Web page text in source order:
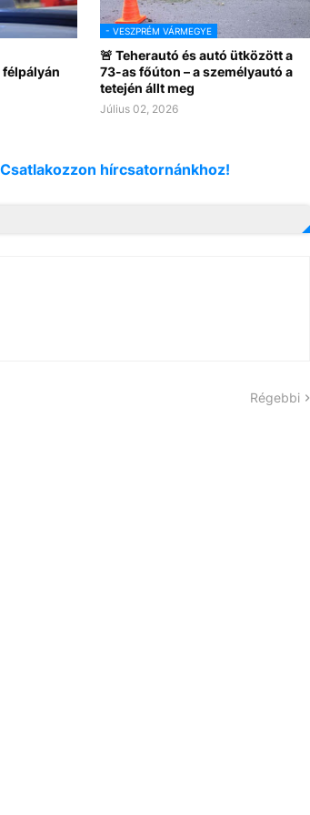
félpályán
- VESZPRÉM VÁRMEGYE
🚨 Teherautó és autó ütközött a
73-as főúton – a személyautó a
tetején állt meg
Július 02, 2026
hírcsatornánkhoz!
Régebbi